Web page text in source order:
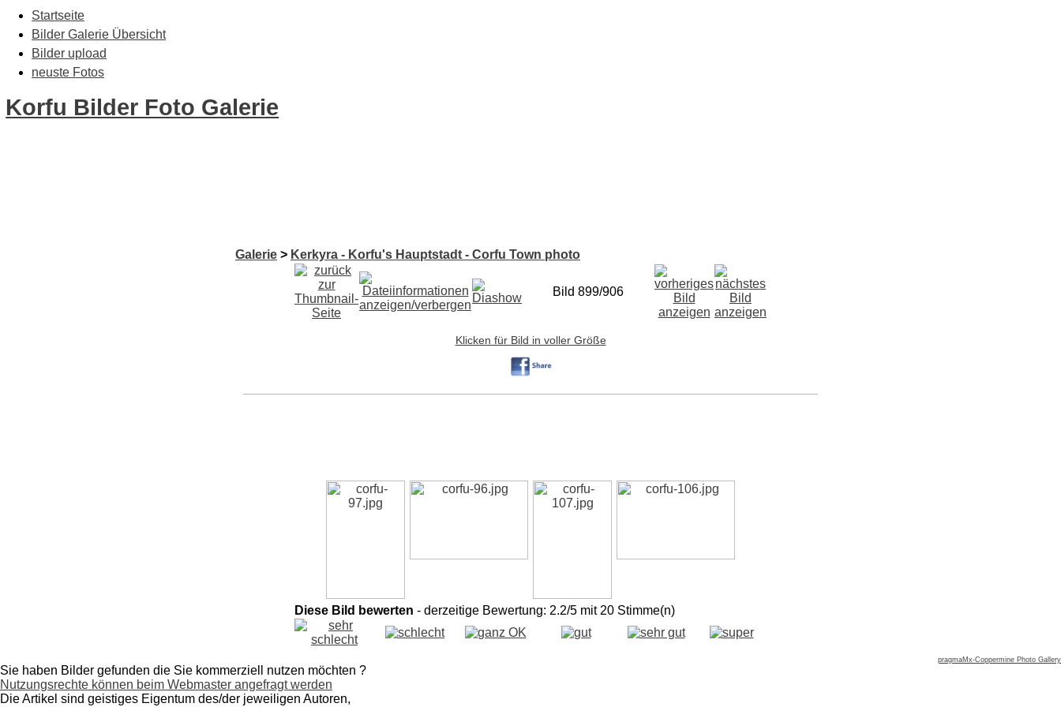
Startseite
Bilder Galerie Übersicht
Bilder upload
neuste Fotos
Korfu Bilder Foto Galerie
Galerie > Kerkyra - Korfu's Hauptstadt - Corfu Town photo
Bild 899/906
Klicken für Bild in voller Größe
Diese Bild bewerten - derzeitige Bewertung: 2.2/5 mit 20 Stimme(n)
pragmaMx-Coppermine Photo Gallery
Sie haben Bilder gefunden die Sie kommerziell nutzen möchten ?
Nutzungsrechte können beim Webmaster angefragt werden
Die Artikel sind geistiges Eigentum des/der jeweiligen Autoren,